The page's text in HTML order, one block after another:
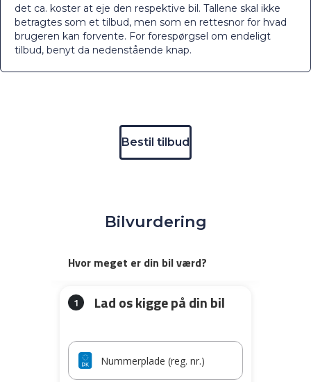
det ca. koster at eje den respektive bil. Tallene skal ikke
betragtes som et tilbud, men som en rettesnor for hvad
brugeren kan forvente. For forespørgsel om endeligt
tilbud, benyt da nedenstående knap.
Bestil tilbud
Bilvurdering